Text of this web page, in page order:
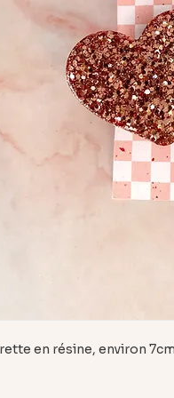
en résine, environ